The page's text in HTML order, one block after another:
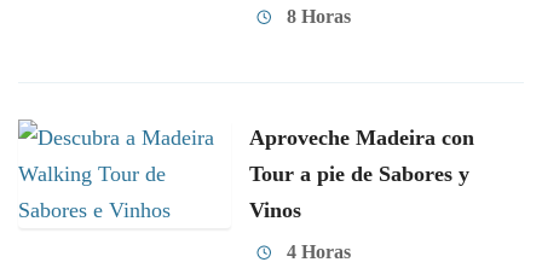
8 Horas
Aproveche Madeira con
Tour a pie de Sabores y
Vinos
4 Horas